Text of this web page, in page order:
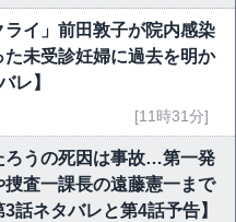
ライ」前田敦子が院内感染
未受診妊婦に過去を明か
レ】
[11時31分]
ろうの死因は事故…第一発
捜査一課長の遠藤憲一まで
話ネタバレと第4話予告】